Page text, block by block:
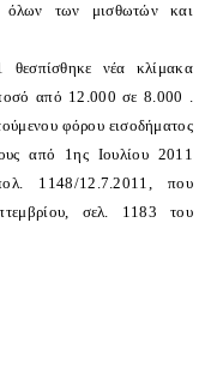
όλων των μισθωτών και
νέα κλίμακα
από 12.000 σε 8.000 .
φόρου εισοδήματος
από 1ης Iουλίου 2011
1148/12.7.2011, που
σελ. 1183 του